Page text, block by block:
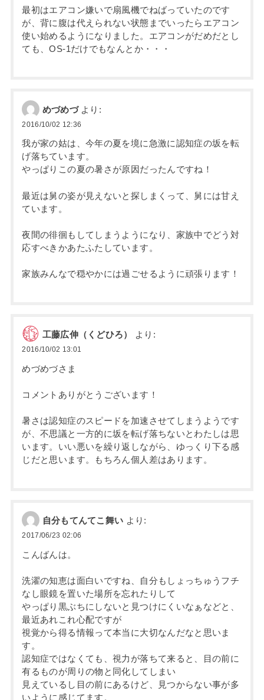
最初はエアコン嫌いで扇風機でねばっていたのです
が、背に腹は代えられない状態までいったらエアコン
使い始めるようになりました。エアコンがだめだとし
ても、OS-1だけでもなんとか・・・
めづめづ より:
2016/10/02 12:36
我が家の姑は、今年の夏を境に急激に認知症の坂を転
げ落ちています。
やっぱりこの夏の暑さが原因だったんですね！
最近は舅の姿が見えないと探しまくって、舅には甘え
ています。
夜間の徘徊もしてしまうようになり、家族中でどう対
応すべきかあたふたしています。
家族みんなで穏やかには過ごせるように頑張ります！
工藤広伸（くどひろ） より:
2016/10/02 13:01
めづめづさま
コメントありがとうございます！
暑さは認知症のスピードを加速させてしまうようです
が、不思議と一方的に坂を転げ落ちないとわたしは思
います。いい悪いを繰り返しながら、ゆっくり下る感
じだと思います。もちろん個人差はあります。
自分もてんてこ舞い より:
2017/06/23 02:06
こんばんは。
洗濯の知恵は面白いですね、自分もしょっちゅうフチ
なし眼鏡を置いた場所を忘れたりして
やっぱり黒ぶちにしないと見つけにくいなぁなどと、
最近あれこれ心配ですが
視覚から得る情報って本当に大切なんだなと思いま
す。
認知症ではなくても、視力が落ちて来ると、目の前に
有るものが周りの物と同化してしまい
見えているし目の前にあるけど、見つからない事が多
いように感じてます。